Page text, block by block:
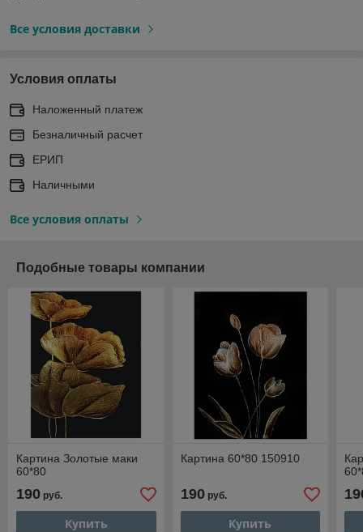
Все условия доставки
Условия оплаты
Наложенный платеж
Безналичный расчет
ЕРИП
Наличными
Все условия оплаты
Подобные товары компании
Картина Золотые маки
60*80
190 руб.
Купить
Картина 60*80 150910
190руб.
Купить